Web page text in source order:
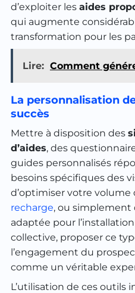
d’exploiter les aides
qui augmente
transformation pour les
Lire: Comment
La personnalisation
succès
Mettre à disposition des
d’aides, des
guides personnalisés
besoins spécifiques des
d’optimiser votre volume
recharge, ou simplement
adaptée pour
collective, proposer ce
l’engagement du
comme un véritable
L’utilisation de ces outils